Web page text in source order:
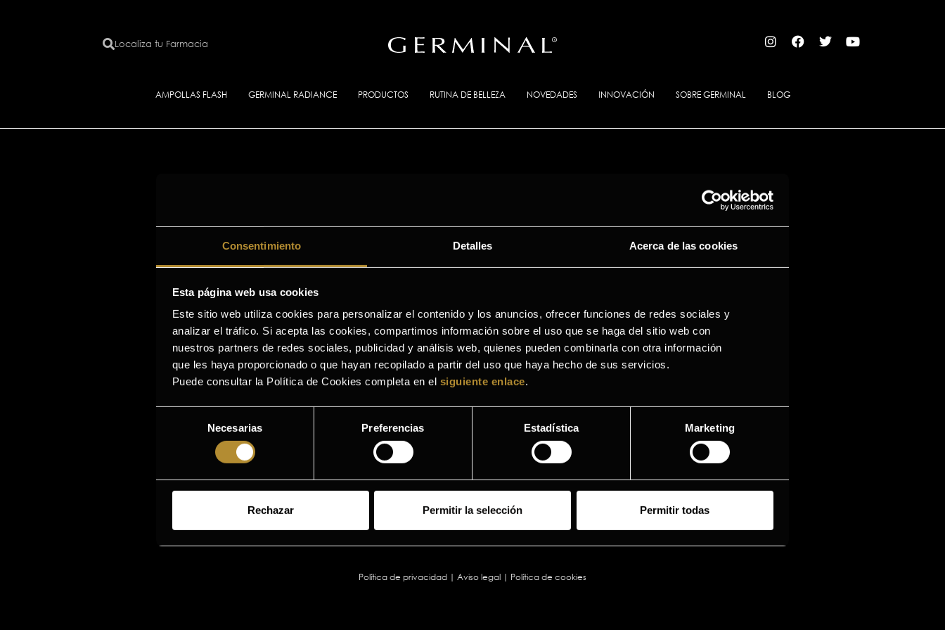
Consentimiento Detalles Acerca de las cookies
Esta página web usa cookies
Este sitio web utiliza cookies para personalizar el contenido y los anuncios, ofrecer funciones de redes sociales y
analizar el tráfico. Si acepta las cookies, compartimos información sobre el uso que se haga del sitio web con
nuestros partners de redes sociales, publicidad y análisis web, quienes pueden combinarla con otra información
que les haya proporcionado o que hayan recopilado a partir del uso que haya hecho de sus servicios.
Puede consultar la Política de Cookies completa en el siguiente enlace.
consentimiento
Necesarias Preferencias Estadística Marketing
Rechazar Permitir la selección Permitir todas
Localiza tu Farmacia
AMPOLLAS FLASH GERMINAL RADIANCE PRODUCTOS RUTINA DE BELLEZA NOVEDADES INNOVACIÓN SOBRE GERMINAL BLOG
Ordenar por año
PRODUCTOS
Efecto flash
UNIVERSO GERMINAL
HISTORIA DE LA MARCA
Política de privacidad | Aviso legal | Política de cookies